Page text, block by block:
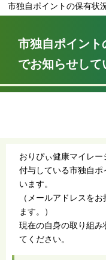
市独自ポイントの保有状
ら
市独自ポイント
でお知らせして
おりぴぃ健康マイレ
付与している市独自
います。
（メールアドレスを
ます。）
現在の自身の取り組み
てください。